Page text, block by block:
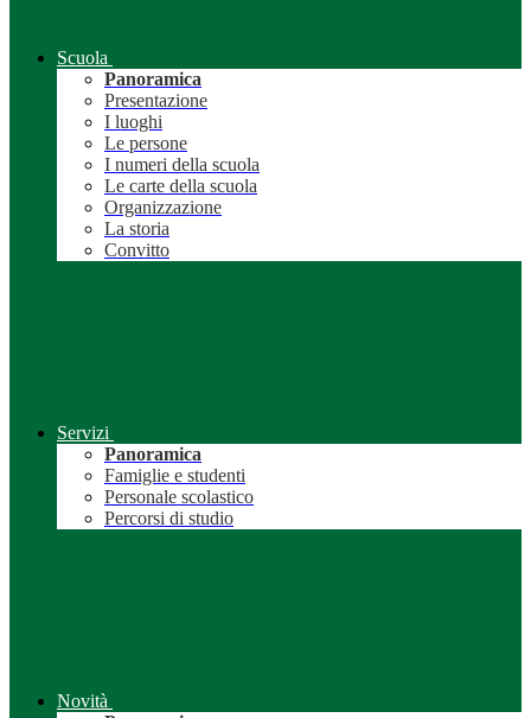
Scuola
Panoramica
Presentazione
I luoghi
Le persone
I numeri della scuola
Le carte della scuola
Organizzazione
La storia
Convitto
Servizi
Panoramica
Famiglie e studenti
Personale scolastico
Percorsi di studio
Novità